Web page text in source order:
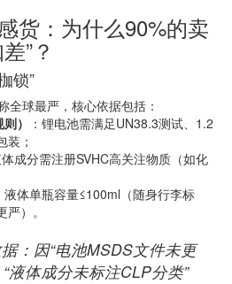
货：为什么90%的卖
”？
锁”
全球最严，核心依据包括：
）
：锂电池需满足UN38.3测试、1.2
装；
成分需注册SVHC高关注物质（如化
液体单瓶容量≤100ml（随身行李标
）。
：因“电池MSDS文件未更
液体成分未标注CLP分类”